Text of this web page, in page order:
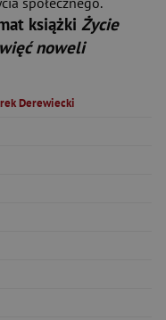
książki Życie
noweli
Derewiecki